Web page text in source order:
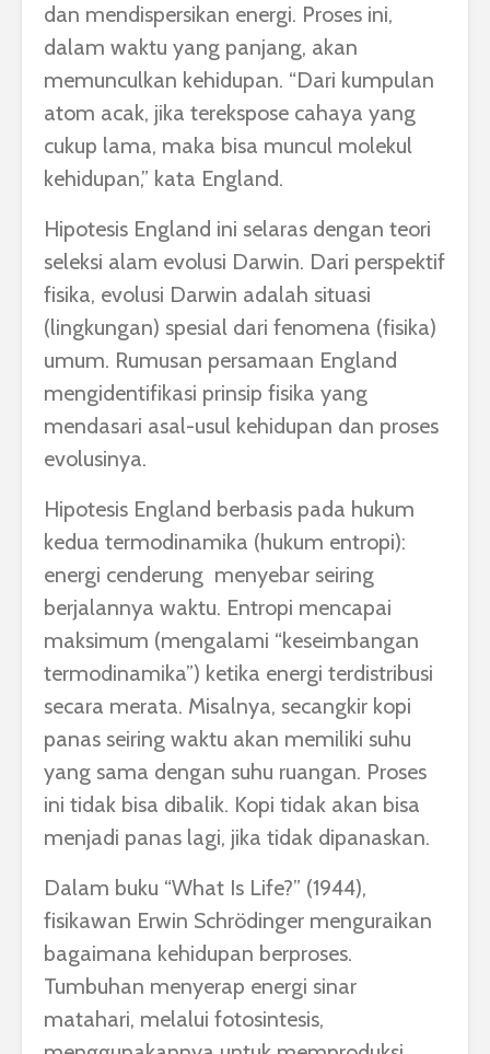
dan mendispersikan energi. Proses ini,
dalam waktu yang panjang, akan
memunculkan kehidupan. “Dari kumpulan
atom acak, jika terekspose cahaya yang
cukup lama, maka bisa muncul molekul
kehidupan,” kata England.
Hipotesis England ini selaras dengan teori
seleksi alam evolusi Darwin. Dari perspektif
fisika, evolusi Darwin adalah situasi
(lingkungan) spesial dari fenomena (fisika)
umum. Rumusan persamaan England
mengidentifikasi prinsip fisika yang
mendasari asal-usul kehidupan dan proses
evolusinya.
Hipotesis England berbasis pada hukum
kedua termodinamika (hukum entropi):
energi cenderung menyebar seiring
berjalannya waktu. Entropi mencapai
maksimum (mengalami “keseimbangan
termodinamika”) ketika energi terdistribusi
secara merata. Misalnya, secangkir kopi
panas seiring waktu akan memiliki suhu
yang sama dengan suhu ruangan. Proses
ini tidak bisa dibalik. Kopi tidak akan bisa
menjadi panas lagi, jika tidak dipanaskan.
Dalam buku “What Is Life?” (1944),
fisikawan Erwin Schrödinger menguraikan
bagaimana kehidupan berproses.
Tumbuhan menyerap energi sinar
matahari, melalui fotosintesis,